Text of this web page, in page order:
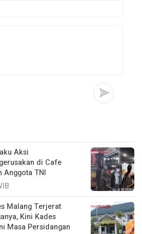
Aksi
di Cafe
Anggota TNI
Malang Terjerat
Kini Kades
Masa Persidangan